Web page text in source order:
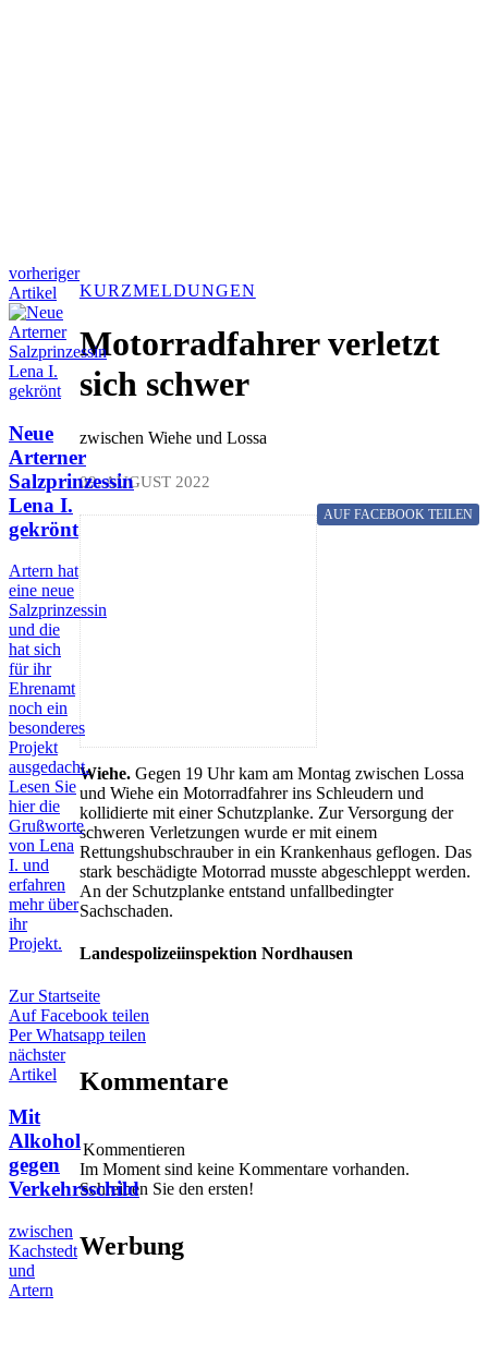
vorheriger
Artikel
Neue
Arterner
Salzprinzessin
Lena I.
gekrönt
Artern hat
eine neue
Salzprinzessin
und die
hat sich
für ihr
Ehrenamt
noch ein
besonderes
Projekt
ausgedacht.
Lesen Sie
hier die
Grußworte
von Lena
I. und
erfahren
mehr über
ihr
Projekt.
KURZMELDUNGEN
Motorradfahrer verletzt
sich schwer
zwischen Wiehe und Lossa
09. AUGUST 2022
AUF FACEBOOK TEILEN
Wiehe. Gegen 19 Uhr kam am Montag zwischen Lossa
und Wiehe ein Motorradfahrer ins Schleudern und
kollidierte mit einer Schutzplanke. Zur Versorgung der
schweren Verletzungen wurde er mit einem
Rettungshubschrauber in ein Krankenhaus geflogen. Das
stark beschädigte Motorrad musste abgeschleppt werden.
An der Schutzplanke entstand unfallbedingter
Sachschaden.
Landespolizeiinspektion Nordhausen
Zur Startseite
Auf Facebook teilen
Per Whatsapp teilen
nächster
Artikel
Mit
Alkohol
gegen
Verkehrsschild
zwischen
Kachstedt
und
Artern
Kommentare
Kommentieren
Im Moment sind keine Kommentare vorhanden.
Schreiben Sie den ersten!
Werbung